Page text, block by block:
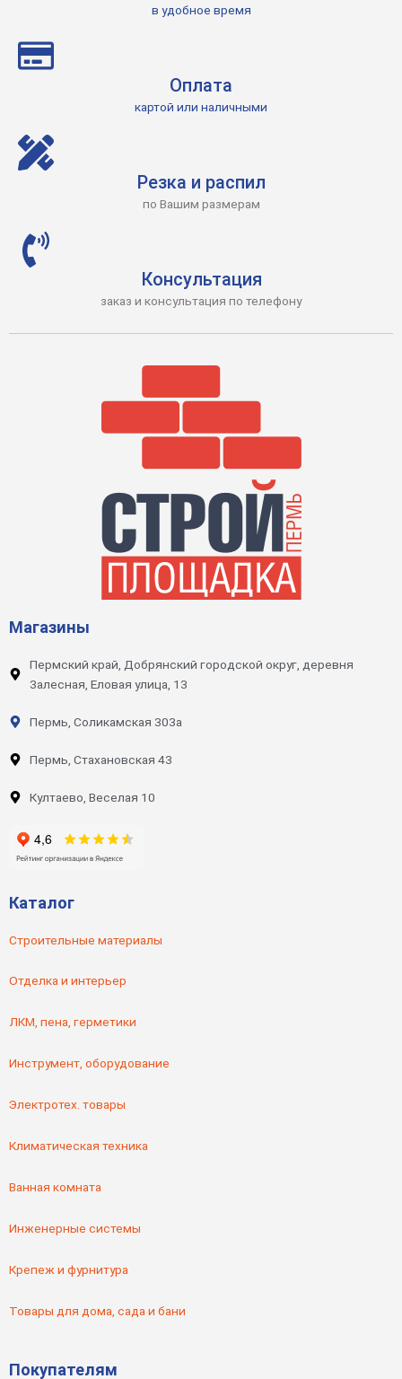
в удобное время
Оплата
картой или наличными
Резка и распил
по Вашим размерам
Консультация
заказ и консультация по телефону
Магазины
Пермский край, Добрянский городской округ, деревня
Залесная, Еловая улица, 13
Пермь, Соликамская 303а
Пермь, Стахановская 43
Култаево, Веселая 10
Каталог
Строительные материалы
Отделка и интерьер
ЛКМ, пена, герметики
Инструмент, оборудование
Электротех. товары
Климатическая техника
Ванная комната
Инженерные системы
Крепеж и фурнитура
Товары для дома, сада и бани
Покупателям